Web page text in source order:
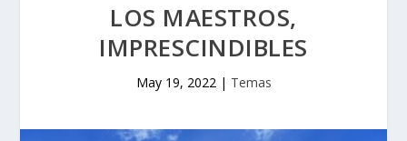
LOS MAESTROS,
IMPRESCINDIBLES
May 19, 2022| Temas